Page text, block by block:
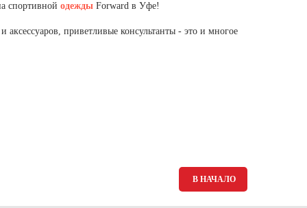
Ханты-Мансийский автономный
спортивной одежды Forward в Уфе!
приветливые консультанты - это и многое
В НАЧАЛО